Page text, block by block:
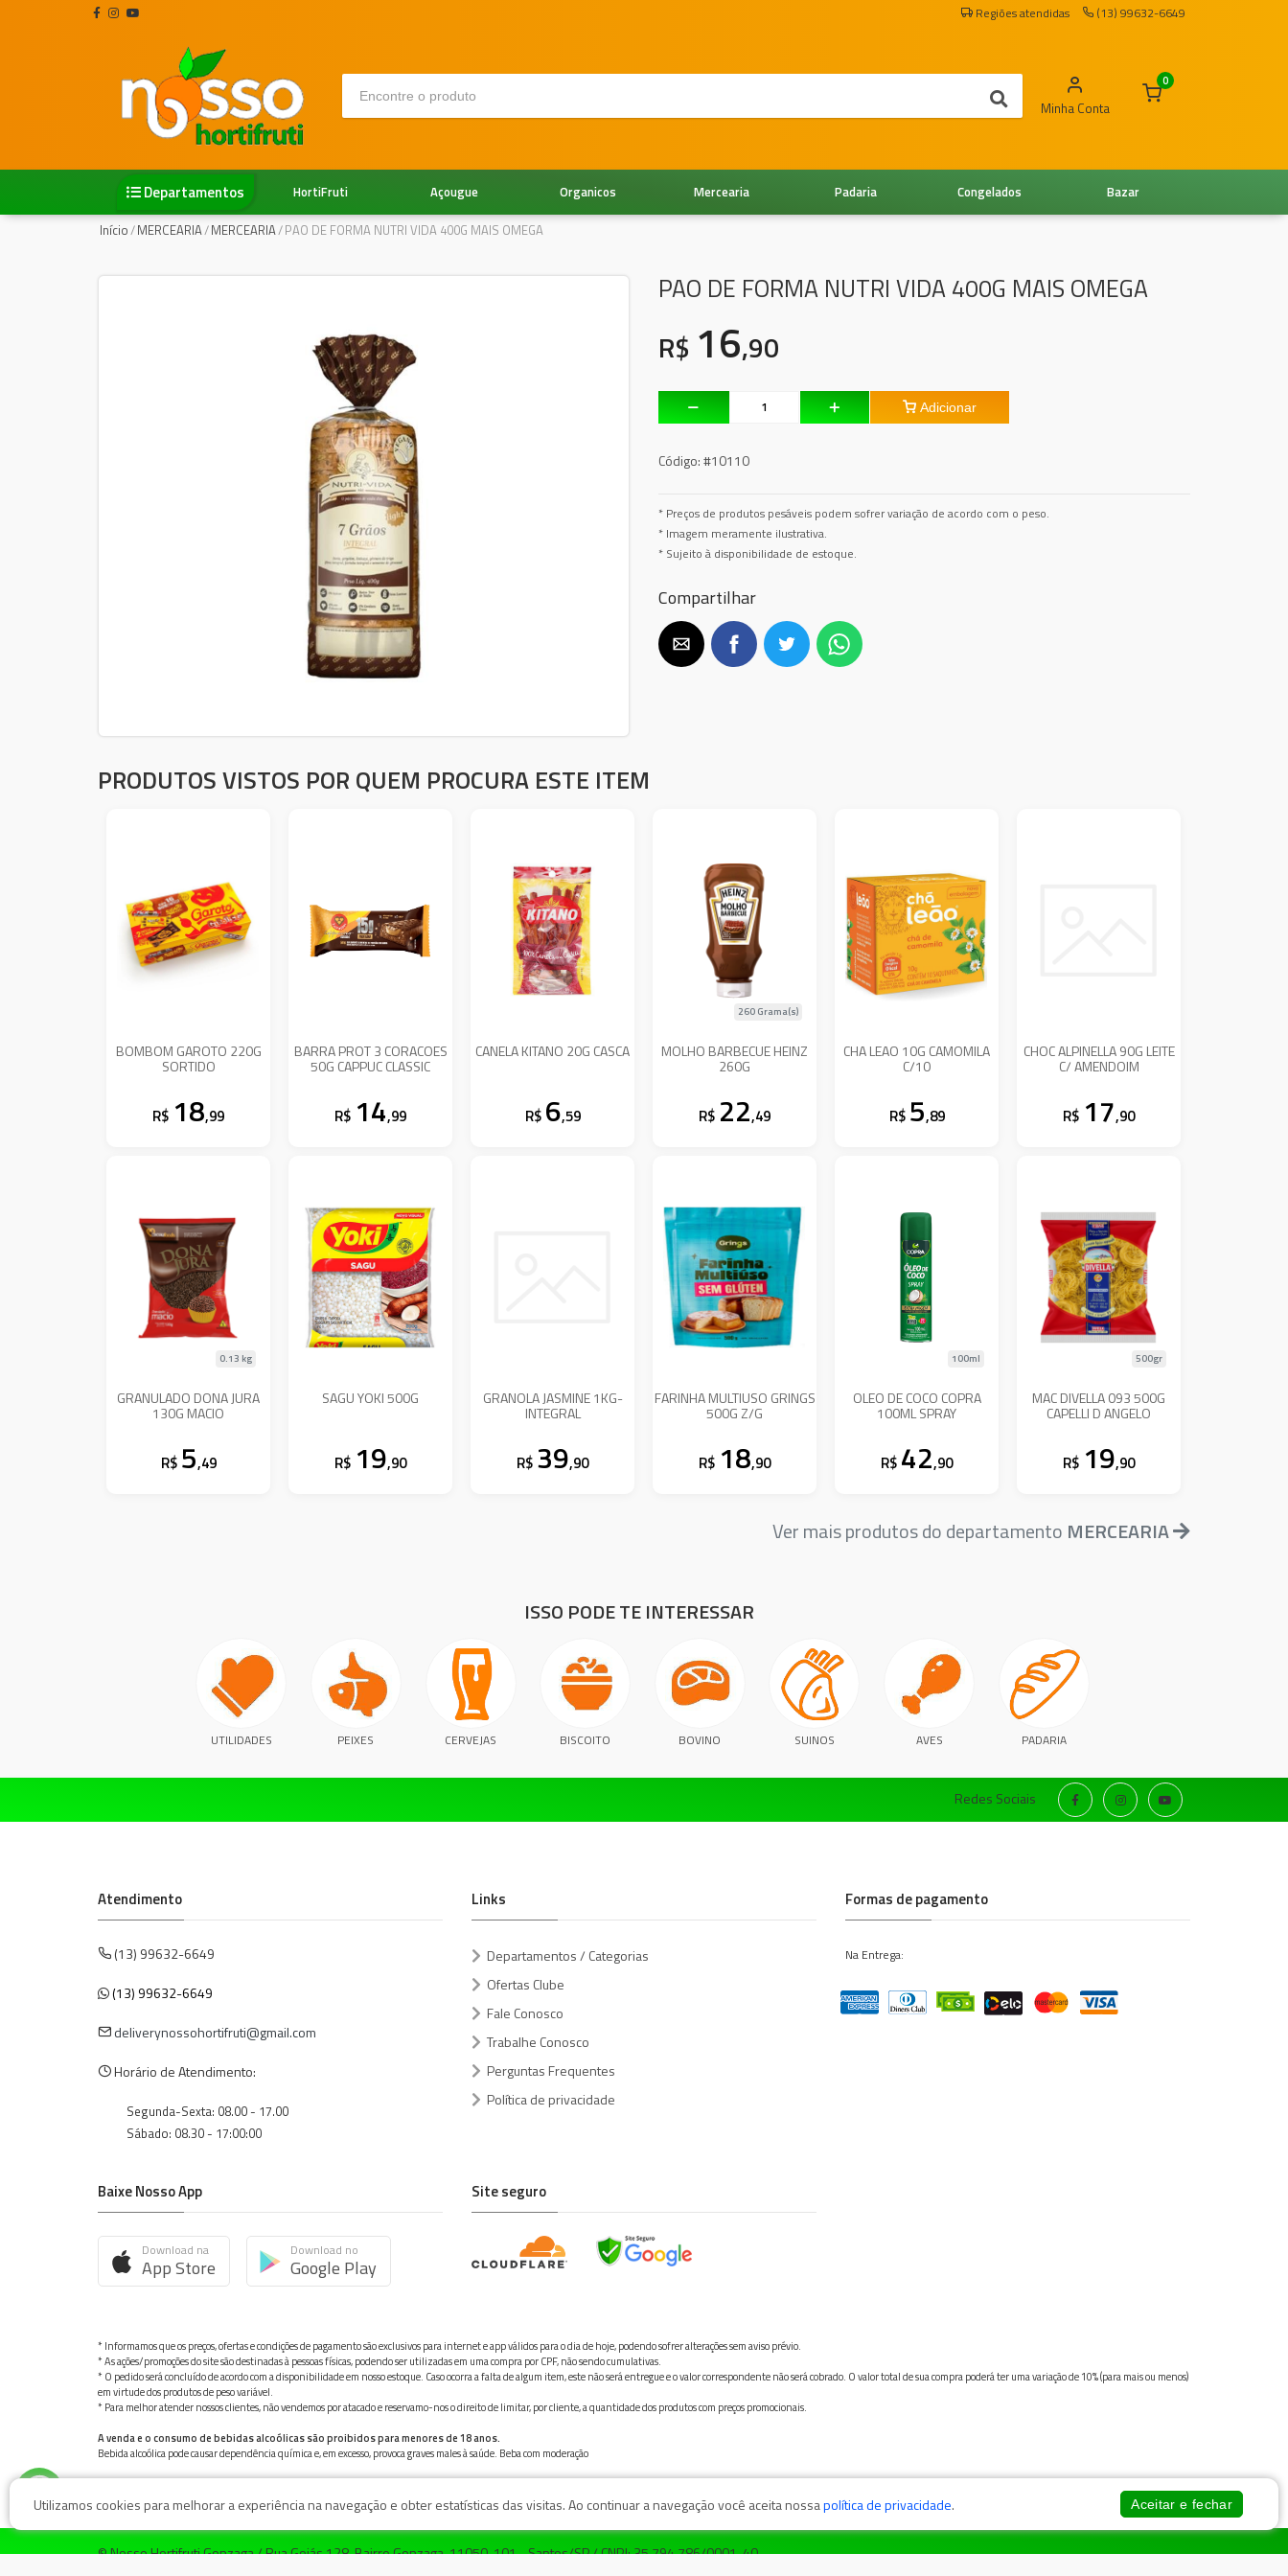
Regiões atendidas (13) 99632-6649
Minha Conta
0
Departamentos Bazar
Congelados
Padaria
Mercearia
Organicos
Açougue
HortiFruti
Início/MERCEARIA/MERCEARIA/PAO DE FORMA NUTRI VIDA 400G MAIS OMEGA
PAO DE FORMA NUTRI VIDA 400G MAIS OMEGA
R$ 16,90
Adicionar
Código:#10110
* Preços de produtos pesáveis podem sofrer variação de acordo com o peso.
* Imagem meramente ilustrativa.
* Sujeito à disponibilidade de estoque.
Compartilhar
PRODUTOS VISTOS POR QUEM PROCURA ESTE ITEM
BOMBOM GAROTO 220G
SORTIDO
R$ 18,99
BARRA PROT 3 CORACOES
50G CAPPUC CLASSIC
R$ 14,99
CANELA KITANO 20G CASCA
R$ 6,59
MOLHO BARBECUE HEINZ
260G
260 Grama(s)
R$ 22,49
CHA LEAO 10G CAMOMILA
C/10
R$ 5,89
CHOC ALPINELLA 90G LEITE
C/ AMENDOIM
R$ 17,90
GRANULADO DONA JURA
130G MACIO
0.13 kg
R$ 5,49
SAGU YOKI 500G
R$ 19,90
GRANOLA JASMINE 1KG-
INTEGRAL
R$ 39,90
FARINHA MULTIUSO GRINGS
500G Z/G
R$ 18,90
OLEO DE COCO COPRA
100ML SPRAY
100ml
R$ 42,90
MAC DIVELLA 093 500G
CAPELLI D ANGELO
500gr
R$ 19,90
Ver mais produtos do departamento MERCEARIA
ISSO PODE TE INTERESSAR
UTILIDADES PEIXES CERVEJAS BISCOITO BOVINO SUINOS AVES PADARIA
Redes Sociais
Atendimento
(13) 99632-6649
(13) 99632-6649
deliverynossohortifruti@gmail.com
Horário de Atendimento:
Segunda-Sexta: 08.00 - 17.00
Sábado: 08.30 - 17:00:00
Links
Departamentos / Categorias
Ofertas Clube
Fale Conosco
Trabalhe Conosco
Perguntas Frequentes
Política de privacidade
Formas de pagamento
Na Entrega:
Baixe Nosso App
Download na
App Store
Download no
Google Play
Site seguro
* Informamos que os preços, ofertas e condições de pagamento são exclusivos para internet e app válidos para o dia de hoje, podendo sofrer alterações sem aviso prévio.
* As ações/promoções do site são destinadas à pessoas físicas, podendo ser utilizadas em uma compra por CPF, não sendo cumulativas.
* O pedido será concluído de acordo com a disponibilidade em nosso estoque. Caso ocorra a falta de algum item, este não será entregue e o valor correspondente não será cobrado. O valor total de sua compra poderá ter uma variação de 10% (para mais ou menos)
em virtude dos produtos de peso variável.
* Para melhor atender nossos clientes, não vendemos por atacado e reservamo-nos o direito de limitar, por cliente, a quantidade dos produtos com preços promocionais.
A venda e o consumo de bebidas alcoólicas são proibidos para menores de 18 anos.
Bebida alcoólica pode causar dependência química e, em excesso, provoca graves males à saúde. Beba com moderação
© Nosso Hortifruti Gonzaga / Rua Goiás 128, Bairro Gonzaga, 11050-101 - Santos/SP / CNPJ: 35.794.786/0001-40
Utilizamos cookies para melhorar a experiência na navegação e obter estatísticas das visitas. Ao continuar a navegação você aceita nossapolítica de privacidade. Aceitar e fechar